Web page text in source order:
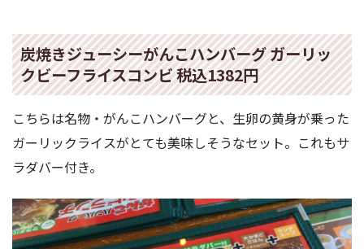
炭焼きジューシーがんこハンバーグ ガーリッ
クビーフライスコンビ 税込1382円
こちらは名物・がんこハンバーグと、生卵の黄身が乗った
ガーリックライスがとても美味しそうなセット。これもサ
ラダバー付き。